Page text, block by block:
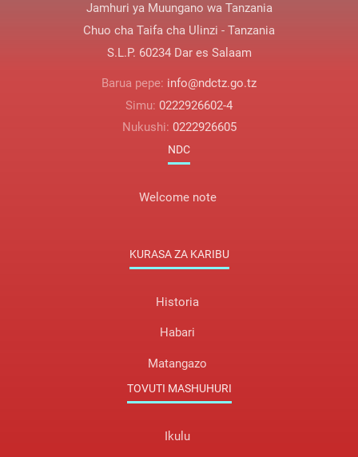
Jamhuri ya Muungano wa Tanzania
Chuo cha Taifa cha Ulinzi - Tanzania
S.L.P. 60234 Dar es Salaam
Barua pepe: info@ndctz.go.tz
Simu: 0222926602-4
Nukushi: 0222926605
NDC
Welcome note
KURASA ZA KARIBU
Historia
Habari
Matangazo
TOVUTI MASHUHURI
Ikulu